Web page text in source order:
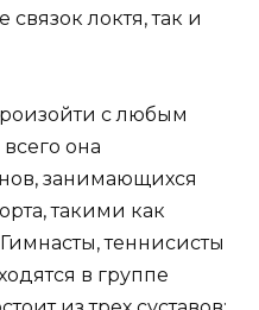
локтя, так и
с любым
она
занимающихся
такими как
теннисисты
в группе